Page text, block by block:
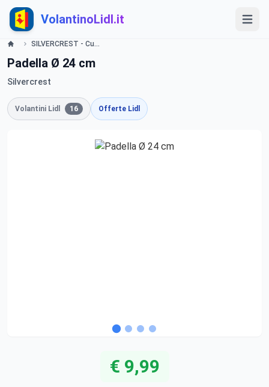
VolantinoLidl.it
SILVERCREST - Cucina e Casalinghi Lidl
Padella Ø 24 cm
Silvercrest
Volantini Lidl 16 Offerte Lidl
€ 9,99